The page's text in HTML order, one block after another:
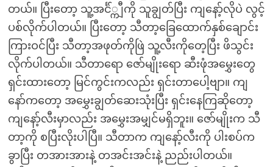
တယ်။ ပြီးတော့ သူ့အင်္င်္ကျီကို သူချွတ်ပြီး ကျနော့်လိုပဲ လွင့်
ပစ်လိုက်ပါတယ်။ ပြီးတော့ သီတာ့ခြေထောက်နှစ်ချောင်း
ကြားဝင်ပြီး သီတာ့အဖုတ်ကိုဖြဲ သူ့လီးကိုတေ့ပြီး ဖိသွင်း
လိုက်ပါတယ်။ သီတာရော ဇော်မျိုးရော ဆီးဖုံအမွှေးတွေ
ရှင်းထားတော့ မြင်ကွင်းကလည်း ရှင်းတာပေါ့ဗျာ။ ကျ
နော်ကတော့ အမွှေးချွတ်ဆေးသုံးပြီး ရှင်းနေကြဆိုတော့
ကျနော့်လီးမှာလည်း အမွှေးအမျှင်မရှိဘူး။ ဇော်မျိုးက သီ
တာ့ကို စပြီးလိုးပါပြီ။ သီတာက ကျနော့်လီးကို ပါးစပ်က
ခွာပြီး တအားအားနဲ့ တအင်းအင်းနဲ့ ညည်းပါတယ်။